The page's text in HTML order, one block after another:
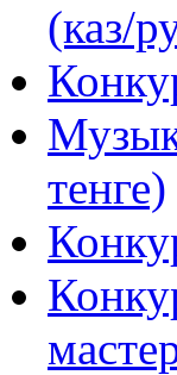
(каз/
тенге)